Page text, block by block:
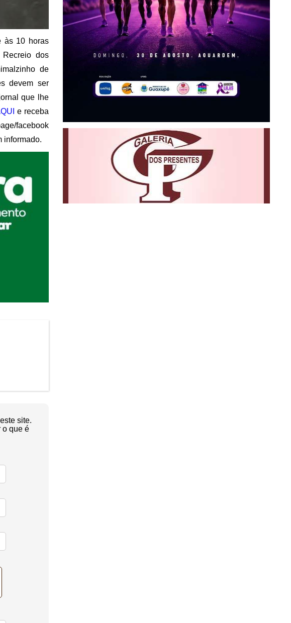
às 10 horas
dos
de
devem ser
que lhe
e receba
facebook
informado.
site.
o que é